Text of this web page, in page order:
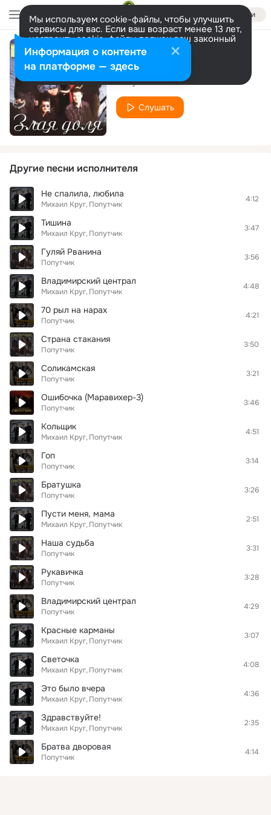
Войти
Мы используем cookie-файлы, чтобы улучшить
сервисы для вас. Если ваш возраст менее 13 лет,
настроить cookie-файлы должен ваш законный
представитель. Больше информации
Разрешить все Настроить
Моя женщина
Попутчик
Слушать
Другие песни исполнителя
Не спалила, любила
Михаил Круг Попутчик
4:12
Тишина
Михаил Круг Попутчик
3:47
Гуляй Рванина
Попутчик
3:56
Владимирский централ
Михаил Круг Попутчик
4:48
70 рыл на нарах
Попутчик
4:21
Страна стакания
Попутчик
3:50
Соликамская
Попутчик
3:21
Ошибочка (Маравихер-3)
Попутчик
3:46
Кольщик
Михаил Круг Попутчик
4:51
Гоп
Попутчик
3:14
Братушка
Попутчик
3:26
Пусти меня, мама
Михаил Круг Попутчик
2:51
Наша судьба
Попутчик
3:31
Рукавичка
Попутчик
3:28
Владимирский централ
Попутчик
4:29
Красные карманы
Михаил Круг Попутчик
3:07
Светочка
Михаил Круг Попутчик
4:08
Это было вчера
Михаил Круг Попутчик
4:36
Здравствуйте!
Михаил Круг Попутчик
2:35
Братва дворовая
Попутчик
4:14
Информация о контенте
на платформе — здесь